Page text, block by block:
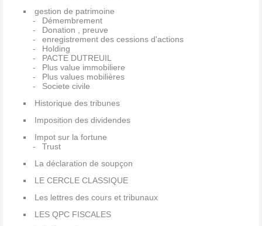
gestion de patrimoine
Démembrement
Donation , preuve
enregistrement des cessions d'actions
Holding
PACTE DUTREUIL
Plus value immobiliere
Plus values mobilières
Societe civile
Historique des tribunes
Imposition des dividendes
Impot sur la fortune
Trust
La déclaration de soupçon
LE CERCLE CLASSIQUE
Les lettres des cours et tribunaux
LES QPC FISCALES